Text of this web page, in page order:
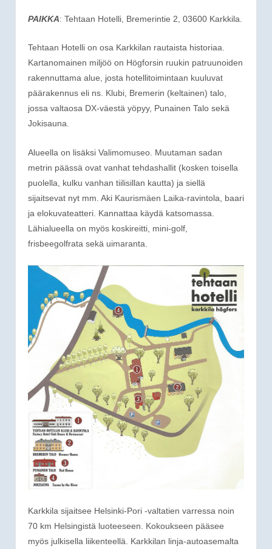
PAIKKA: Tehtaan Hotelli, Bremerintie 2, 03600 Karkkila.
Tehtaan Hotelli on osa Karkkilan rautaista historiaa.
Kartanomainen miljöö on Högforsin ruukin patruunoiden
rakennuttama alue, josta hotellitoimintaan kuuluvat
päärakennus eli ns. Klubi, Bremerin (keltainen) talo,
jossa valtaosa DX-väestä yöpyy, Punainen Talo sekä
Jokisauna.
Alueella on lisäksi Valimomuseo. Muutaman sadan
metrin päässä ovat vanhat tehdashallit (kosken toisella
puolella, kulku vanhan tiilisillan kautta) ja siellä
sijaitsevat nyt mm. Aki Kaurismäen Laika-ravintola, baari
ja elokuvateatteri. Kannattaa käydä katsomassa.
Lähialueella on myös koskireitti, mini-golf,
frisbeegolfrata sekä uimaranta.
Karkkila sijaitsee Helsinki-Pori -valtatien varressa noin
70 km Helsingistä luoteeseen. Kokoukseen pääsee
myös julkisella liikenteellä. Karkkilan linja-autoasemalta